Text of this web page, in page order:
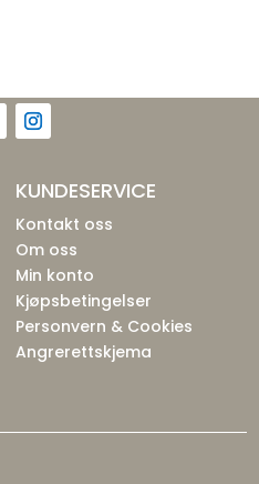
KUNDESERVICE
Kontakt oss
Om oss
Min konto
Kjøpsbetingelser
Personvern & Cookies
Angrerettskjema